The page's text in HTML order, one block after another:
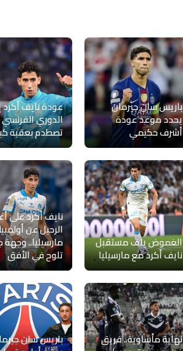
باريس سان جيرمان
يحدد موعد عودة
أشرف حكيمي
عودة نايف أكرد
الدوري الفرنسي
تصطدم بعقبة
الغموض يلف مستقبل
نايف أكرد مع مارسيليا
نايف أكرد على
الرحيل عن
مارسيليا..
تلوح في الأفق
نهاية مأساوية.. فريق باريس سان